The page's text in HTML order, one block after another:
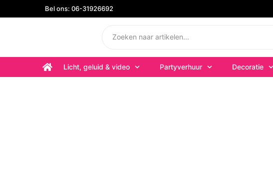
Bel ons: 06-31926692
Licht, geluid & video Partyverhuur Decoratie